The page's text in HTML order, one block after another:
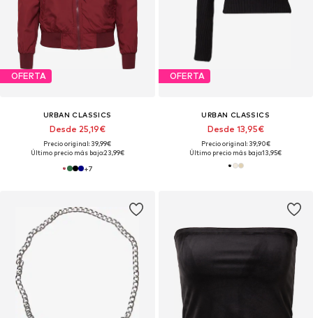
OFERTA
URBAN CLASSICS
Desde 25,19€
Precio original: 39,99€
Último precio más bajo:23,99€
+7
OFERTA
URBAN CLASSICS
Desde 13,95€
Precio original: 39,90€
Último precio más bajo:13,95€